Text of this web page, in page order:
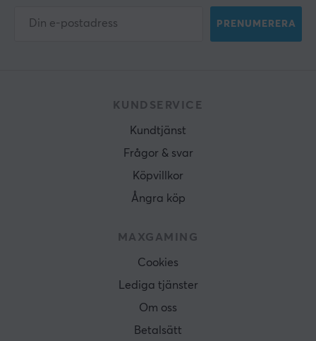
PRENUMERERA
KUNDSERVICE
Kundtjänst
Frågor & svar
Köpvillkor
Ångra köp
MAXGAMING
Cookies
Lediga tjänster
Om oss
Betalsätt